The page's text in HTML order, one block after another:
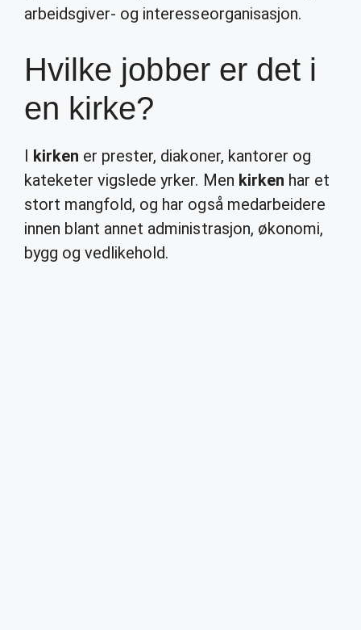
arbeidsgiver- og interesseorganisasjon.
Hvilke jobber er det i
en kirke?
I kirken er prester, diakoner, kantorer og
kateketer vigslede yrker. Men kirken har et
stort mangfold, og har også medarbeidere
innen blant annet administrasjon, økonomi,
bygg og vedlikehold.